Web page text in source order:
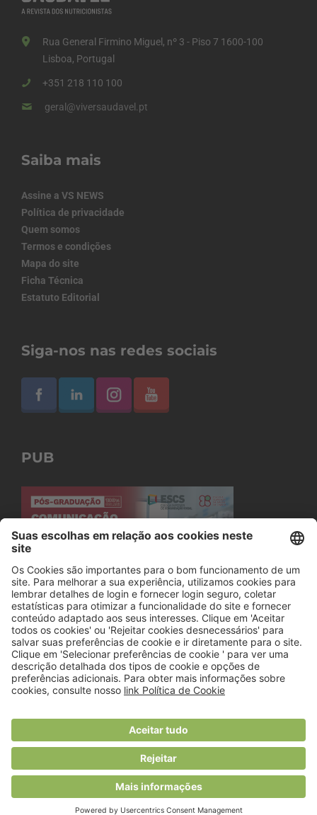
Rua General Firmino Miguel, nº 3 - Piso 7 1600-100
Lisboa, Portugal
+351 218 110 100
geral@viversaudavel.pt
Saiba mais
Assine a VS NEWS
Política de privacidade
Quem somos
Termos e condições
Mapa do site
Ficha Técnica
Estatuto Editorial
Siga-nos nas redes sociais
PUB
© 2018 Viver Saudável
O portal dos profissionais de nutrição
Created byRHP Consulting